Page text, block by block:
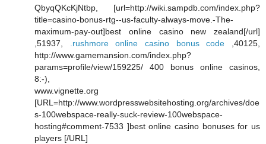
QbyqQKcKjNtbp, [url=http://wiki.sampdb.com/index.php?
title=casino-bonus-rtg--us-faculty-always-move.-The-
maximum-pay-out]best online casino new zealand[/url]
,51937,
.rushmore online casino bonus code ,40125,
http://www.gamemansion.com/index.php?
params=profile/view/159225/ 400 bonus online casinos,
8:-),
www.vignette.org
[URL=http://www.wordpresswebsitehosting.org/archives/doe
s-100webspace-really-suck-review-100webspace-
hosting#comment-7533 ]best online casino bonuses for us
players [/URL]